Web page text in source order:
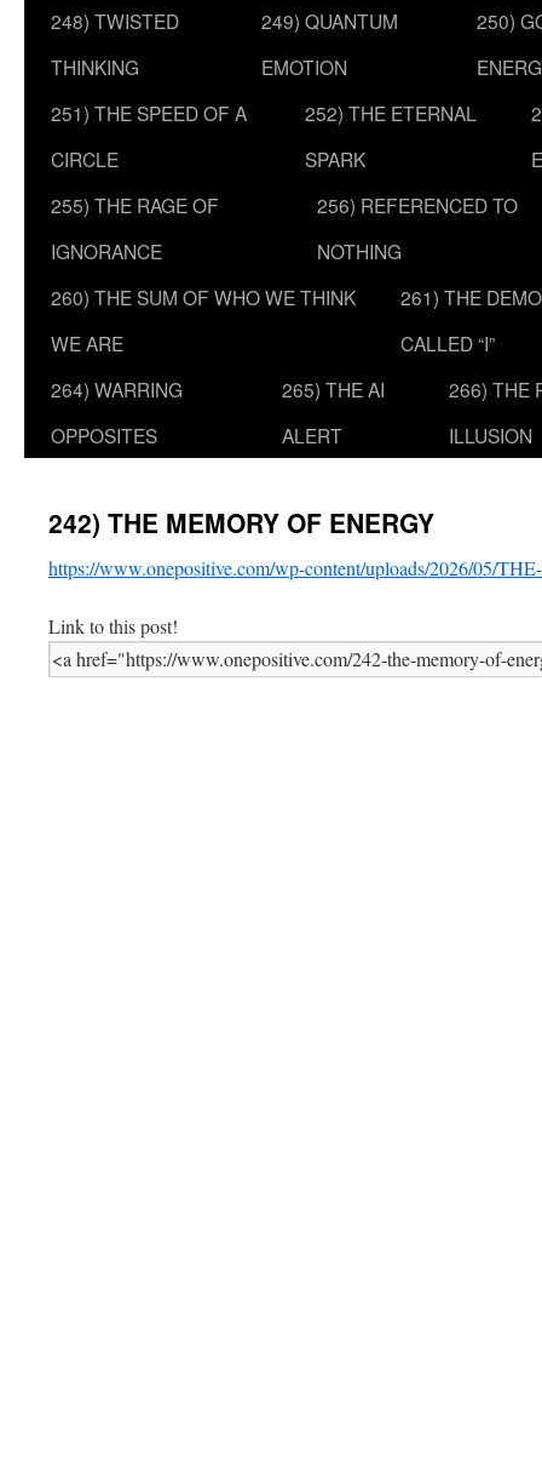
248) TWISTED
THINKING
249) QUANTUM
EMOTION
250)
251) THE SPEED OF A
CIRCLE
252) THE ETERNAL
SPARK
255) THE RAGE OF
IGNORANCE
256) REFERENCED TO
NOTHING
260) THE SUM OF WHO WE THINK
WE ARE
261) THE
CALLED “I”
264) WARRING
OPPOSITES
265) THE AI
ALERT
266) THE
ILLUSION
242) THE MEMORY OF ENERGY
https://www.onepositive.com/wp-content/uploads/2026/05/
Link to this post!